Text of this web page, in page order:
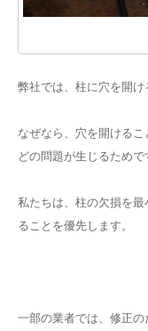
弊社では、柱に穴を開け
なぜなら、穴を開ける
どの問題が生じるためで
私たちは、柱の欠損を
ることを優先します。
一部の業者では、修正